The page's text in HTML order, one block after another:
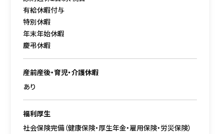
有給休暇付与
特別休暇
年末年始休暇
慶弔休暇
産前産後・育児・介護休暇
あり
福利厚生
社会保険完備（健康保険・厚生年金・雇用保険・労災保険）